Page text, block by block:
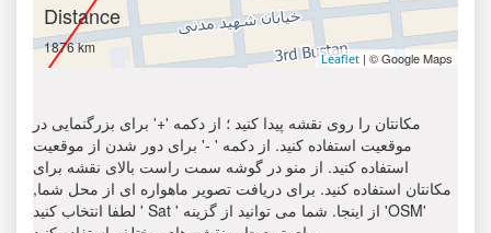
Distance
1876 km
Leaflet | © Google Maps
مکانتان را روی نقشه پیدا کنید ؛ از دکمه '+' برای بزرگنمایی در
موقعیت استفاده کنید. از دکمه ' -' برای دور شدن از موقعیت
استفاده کنید. از منو در گوشه سمت راست بالای نقشه برای
مکانتان استفاده کنید. برای دریافت تصویر ماهواره ای از محل شما,
لطفا انتخاب کنید ' Sat ' از اینجا. شما می توانید از گزینه 'OSM'